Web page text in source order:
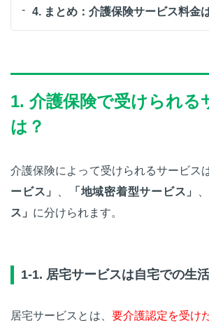
4. まとめ：介護保険サービス料金
1. 介護保険で受けられる
は？
介護保険によって受けられるサービス
ービス」
「地域密着型サービス」
ス」 に分けられます。
1-1. 居宅サービスは自宅での生
居宅サービスとは、 要介護認定を受け